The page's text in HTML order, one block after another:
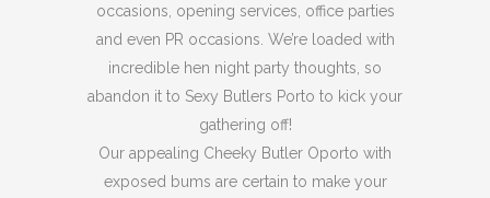
occasions, opening services, office parties
and even PR occasions. We’re loaded with
incredible hen night party thoughts, so
abandon it to Sexy Butlers Porto to kick your
gathering off!
Our appealing Cheeky Butler Oporto with
exposed bums are certain to make your